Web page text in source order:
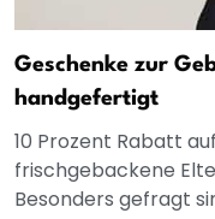
Geschenke zur
handgefertigt
10 Prozent Rabatt
frischgebackene
Besonders gefragt